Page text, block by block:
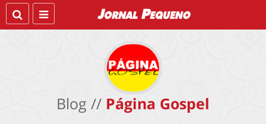
Blog // Página Gospel